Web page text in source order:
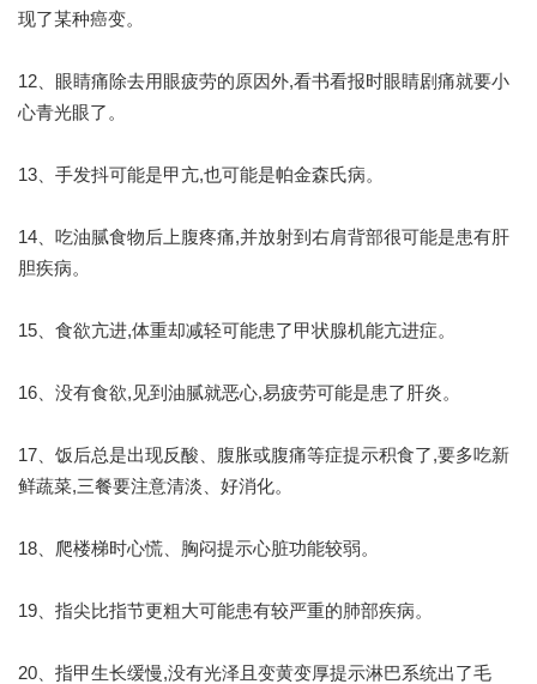
现了某种癌变。
12、眼睛痛除去用眼疲劳的原因外,看书看报时眼睛剧痛就要小
心青光眼了。
13、手发抖可能是甲亢,也可能是帕金森氏病。
14、吃油腻食物后上腹疼痛,并放射到右肩背部很可能是患有肝
胆疾病。
15、食欲亢进,体重却减轻可能患了甲状腺机能亢进症。
16、没有食欲,见到油腻就恶心,易疲劳可能是患了肝炎。
17、饭后总是出现反酸、腹胀或腹痛等症提示积食了,要多吃新
鲜蔬菜,三餐要注意清淡、好消化。
18、爬楼梯时心慌、胸闷提示心脏功能较弱。
19、指尖比指节更粗大可能患有较严重的肺部疾病。
20、指甲生长缓慢,没有光泽且变黄变厚提示淋巴系统出了毛